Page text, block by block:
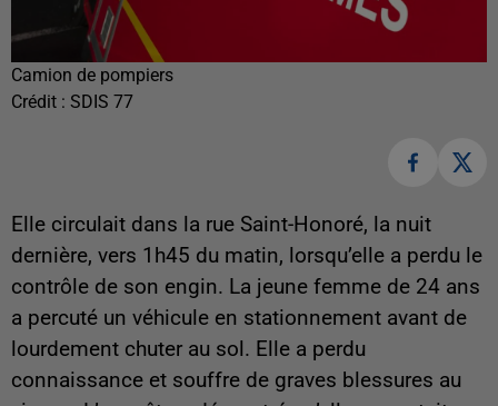
Camion de pompiers
Crédit : SDIS 77
Elle circulait dans la rue Saint-Honoré, la nuit
dernière, vers 1h45 du matin, lorsqu’elle a perdu le
contrôle de son engin. La jeune femme de 24 ans
a percuté un véhicule en stationnement avant de
lourdement chuter au sol. Elle a perdu
connaissance et souffre de graves blessures au